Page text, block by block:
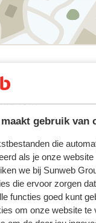
maakt gebruik van
die
als je onze website
we bij Sunweb
die ervoor zorgen
functies goed kunt
om onze website te
1 km
1 km
en verhuur